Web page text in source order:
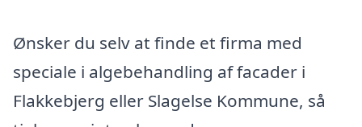
Ønsker du selv at finde et firma med
speciale i algebehandling af facader i
Flakkebjerg eller Slagelse Kommune, så